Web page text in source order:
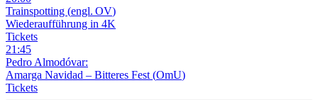
Trainspotting (engl. OV)
Wiederaufführung in 4K
Tickets
21 :45
Pedro Almodóvar:
Amarga Navidad – Bitteres Fest (OmU)
Tickets